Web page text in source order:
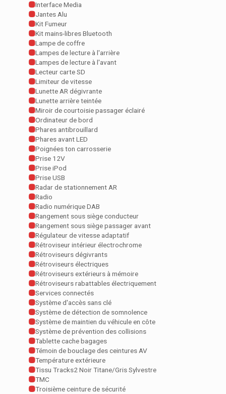
Interface Media
Jantes Alu
Kit Fumeur
Kit mains-libres Bluetooth
Lampe de coffre
Lampes de lecture à l'arrière
Lampes de lecture à l'avant
Lecteur carte SD
Limiteur de vitesse
Lunette AR dégivrante
Lunette arrière teintée
Miroir de courtoisie passager éclairé
Ordinateur de bord
Phares antibrouillard
Phares avant LED
Poignées ton carrosserie
Prise 12V
Prise iPod
Prise USB
Radar de stationnement AR
Radio
Radio numérique DAB
Rangement sous siège conducteur
Rangement sous siège passager avant
Régulateur de vitesse adaptatif
Rétroviseur intérieur électrochrome
Rétroviseurs dégivrants
Rétroviseurs électriques
Rétroviseurs extérieurs à mémoire
Rétroviseurs rabattables électriquement
Services connectés
Système d'accès sans clé
Système de détection de somnolence
Système de maintien du véhicule en côte
Système de prévention des collisions
Tablette cache bagages
Témoin de bouclage des ceintures AV
Température extérieure
Tissu Tracks2 Noir Titane/Gris Sylvestre
TMC
Troisième ceinture de sécurité